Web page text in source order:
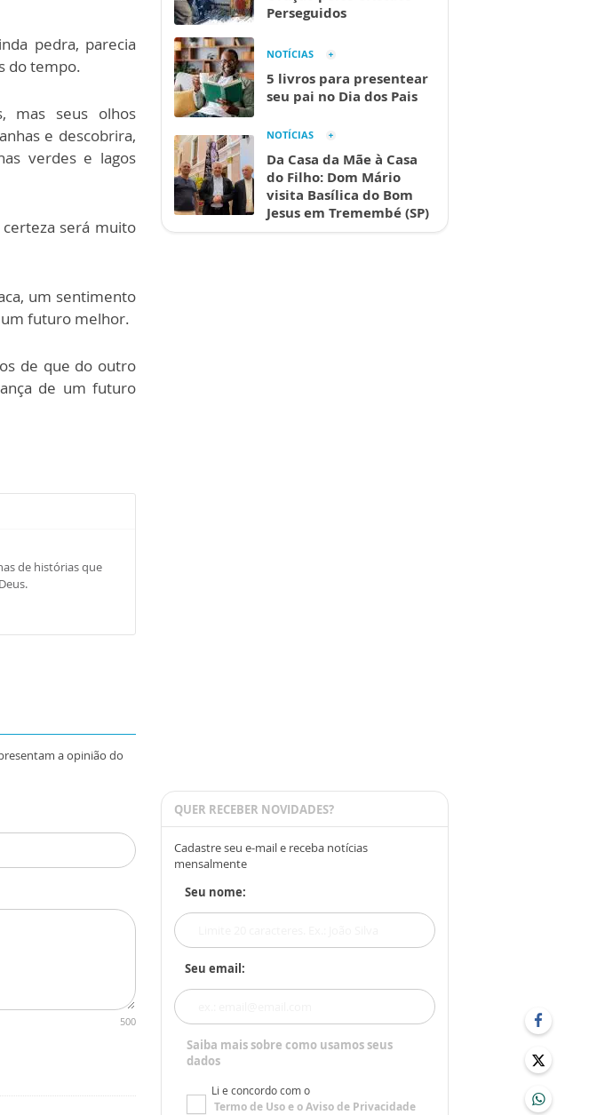
pedra, parecia
do tempo.
mas seus olhos
e descobrira,
verdes e lagos
será muito
um sentimento
um futuro melhor.
de que do outro
de um futuro
de histórias que
a opinião do
500
Perseguidos
NOTÍCIAS
5 livros para presentear
seu pai no Dia dos Pais
NOTÍCIAS
Da Casa da Mãe à Casa
do Filho: Dom Mário
visita Basílica do Bom
Jesus em Tremembé (SP)
QUER RECEBER NOVIDADES?
Cadastre seu e-mail e receba notícias
mensalmente
Seu nome:
Seu email:
Saiba mais sobre como usamos seus
dados
Li e concordo com o
Termo de Usoe oAviso de Privacidade